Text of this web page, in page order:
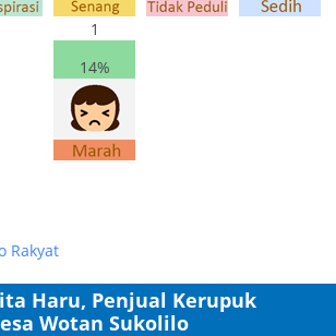
1
14%
Rakyat
Haru, Penjual Kerupuk
Wotan Sukolilo